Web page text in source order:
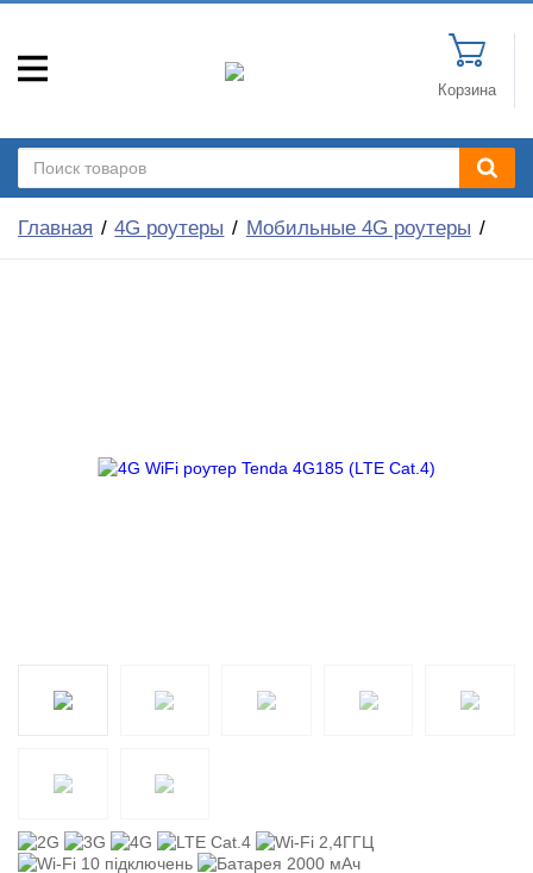
Корзина
Главная 4G роутеры Мобильные 4G роутеры